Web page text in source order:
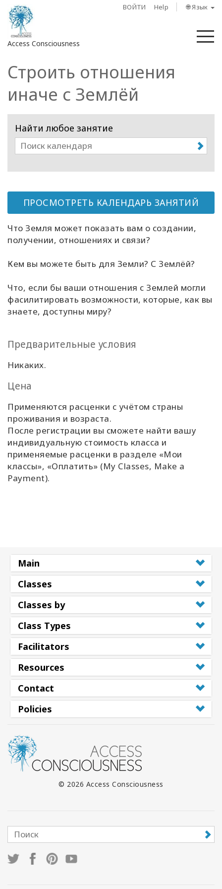
ВОЙТИ Help 🌐 Язык
Access Consciousness
Войти
свою
нас
Регионы
Классы
Фасилитаторы
Shop
More
КОНТАКТЫ
Строить отношения
иначе с Землёй
Найти любое занятие
ПРОСМОТРЕТЬ КАЛЕНДАРЬ ЗАНЯТИЙ
Что Земля может показать вам о создании,
получении, отношениях и связи?
Кем вы можете быть для Земли? С Землёй?
Что, если бы ваши отношения с Землей могли
фасилитировать возможности, которые, как вы
знаете, доступны миру?
Предварительные условия
Никаких.
Цена
Применяются расценки с учётом страны
проживания и возраста.
После регистрации вы сможете найти вашу
индивидуальную стоимость класса и
применяемые расценки в разделе «Мои
классы», «Оплатить» (My Classes, Make a
Payment).
Main
Classes
Classes by
Class Types
Facilitators
Resources
Contact
Policies
© 2026 Access Consciousness